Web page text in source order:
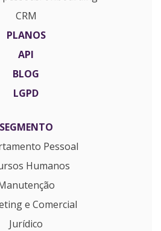
CRM
PLANOS
API
BLOG
LGPD
SEGMENTO
Pessoal
Humanos
e Comercial
Jurídico